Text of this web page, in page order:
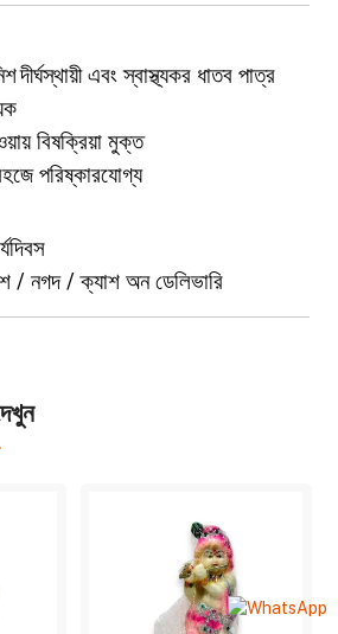
দীর্ঘস্থায়ী এবং স্বাস্থ্যকর ধাতব পাত্র
বিষক্রিয়া মুক্ত
পরিষ্কারযোগ্য
/ নগদ / ক্যাশ অন ডেলিভারি